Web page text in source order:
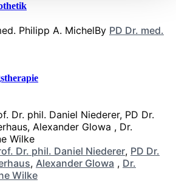
By PD Dr. med.
Dr. phil. Daniel Niederer, PD Dr.
, Alexander Glowa , Dr.
Wilke